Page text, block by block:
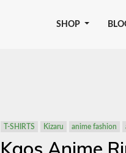
SHOP
T-SHIRTS Kizaru anime fashion